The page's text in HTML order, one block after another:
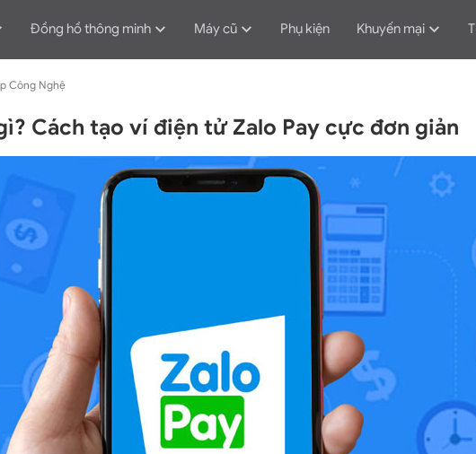
Đồng hồ thông minh Máy cũ Phụ kiện Khuyến mại
Công Nghệ
Cách tạo ví điện tử Zalo Pay cực đơn giản